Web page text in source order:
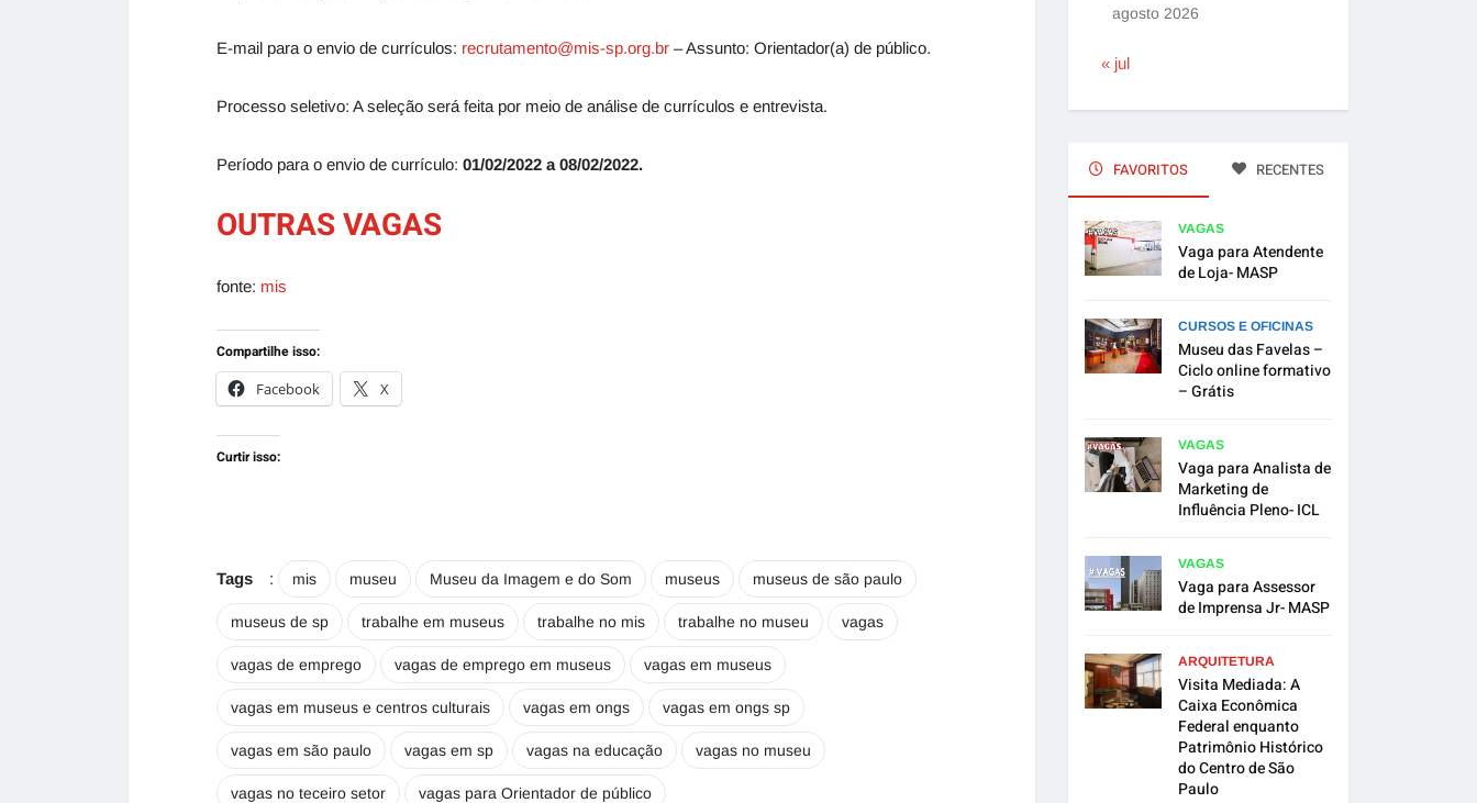
E-mail para o envio de currículos: recrutamento@mis-sp.org.br – Assunto: Orientador(a) de público.
Processo seletivo: A seleção será feita por meio de análise de currículos e entrevista.
Período para o envio de currículo: 01/02/2022 a 08/02/2022.
OUTRAS VAGAS
fonte: mis
Compartilhe isso:
Facebook
X
Curtir isso:
Tags : mis museu Museu da Imagem e do Som museus museus de são paulo
museus de sp trabalhe em museus trabalhe no mis trabalhe no museu vagas
vagas de emprego vagas de emprego em museus vagas em museus
vagas em museus e centros culturais vagas em ongs vagas em ongs sp
vagas em são paulo vagas em sp vagas na educação vagas no museu
vagas no teceiro setor vagas para Orientador de público
agosto 2026
« jul
FAVORITOS RECENTES
VAGAS
Vaga para Atendente
de Loja- MASP
CURSOS E OFICINAS
Museu das Favelas –
Ciclo online formativo
– Grátis
VAGAS
Vaga para Analista de
Marketing de
Influência Pleno- ICL
VAGAS
Vaga para Assessor
de Imprensa Jr- MASP
ARQUITETURA
Visita Mediada: A
Caixa Econômica
Federal enquanto
Patrimônio Histórico
do Centro de São
Paulo